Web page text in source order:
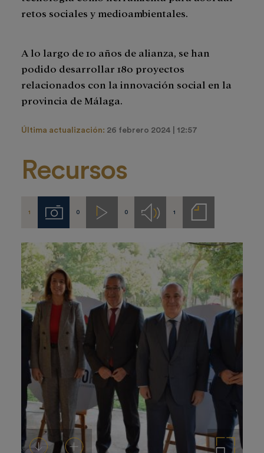
retos sociales y medioambientales.
A lo largo de 10 años de alianza, se han
podido desarrollar 180 proyectos
relacionados con la innovación social en la
provincia de Málaga.
Última actualización: 26 febrero 2024 | 12:57
Recursos
1 Imágenes
0 Videos
0 Audios1
Notas
de
prensa
DescargarAñadir al carrito Ampliar imagen